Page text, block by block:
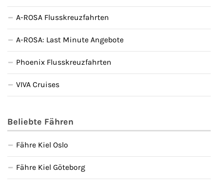
A-ROSA Flusskreuzfahrten
A-ROSA: Last Minute Angebote
Phoenix Flusskreuzfahrten
VIVA Cruises
Beliebte Fähren
Fähre Kiel Oslo
Fähre Kiel Göteborg